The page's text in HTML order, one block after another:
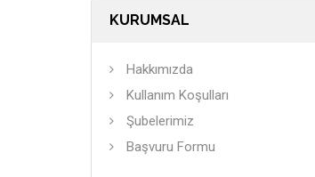
KURUMSAL
Hakkımızda
Kullanım Koşulları
Şubelerimiz
Başvuru Formu